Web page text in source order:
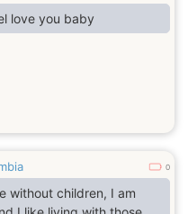
love you baby
0
without children, I am